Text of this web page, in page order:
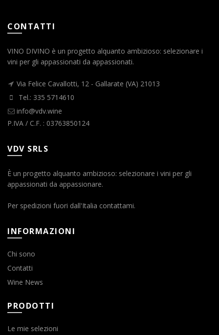
CONTATTI
VINO DIVINO è un progetto alquanto ambizioso: selezionare i
vini per gli appassionati da appassionati.
Via Felice Cavallotti, 12 - Gallarate (VA) 21013
Tel.: 335 5714610
info@vdv.wine
P.IVA / C.F. : 03763850124
VDV SRLS
È un progetto alquanto ambizioso: selezionare i vini per gli
appassionati da appassionare.
Per spedizioni fuori dall'Italia contattami.
INFORMAZIONI
Chi sono
Contatti
Wine News
PRODOTTI
Le mie selezioni